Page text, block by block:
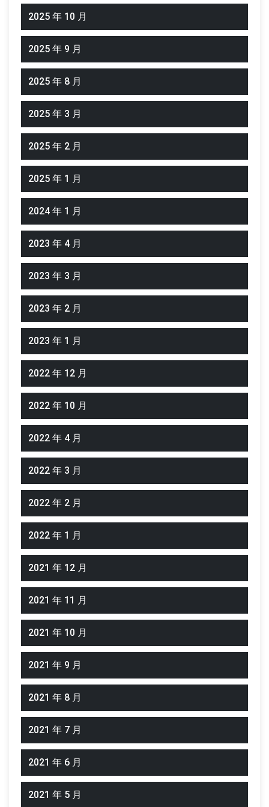
2025 年 10 月
2025 年 9 月
2025 年 8 月
2025 年 3 月
2025 年 2 月
2025 年 1 月
2024 年 1 月
2023 年 4 月
2023 年 3 月
2023 年 2 月
2023 年 1 月
2022 年 12 月
2022 年 10 月
2022 年 4 月
2022 年 3 月
2022 年 2 月
2022 年 1 月
2021 年 12 月
2021 年 11 月
2021 年 10 月
2021 年 9 月
2021 年 8 月
2021 年 7 月
2021 年 6 月
2021 年 5 月